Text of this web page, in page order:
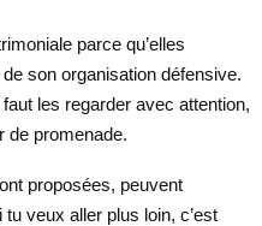
parce qu’elles
son organisation défensive.
les regarder avec attention,
de promenade.
proposées, peuvent
veux aller plus loin, c’est